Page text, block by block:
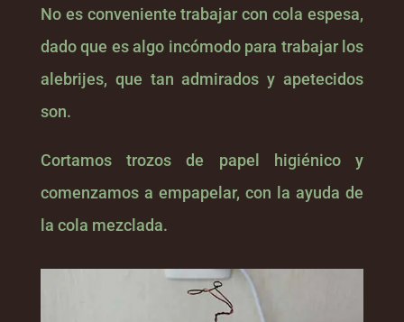
No es conveniente trabajar con cola espesa,
dado que es algo incómodo para trabajar los
alebrijes, que tan admirados y apetecidos
son.
Cortamos trozos de papel higiénico y
comenzamos a empapelar, con la ayuda de
la cola mezclada.